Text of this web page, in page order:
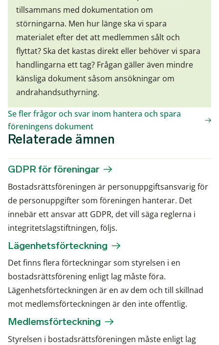
tillsammans med dokumentation om
störningarna. Men hur länge ska vi spara
materialet efter det att medlemmen sålt och
flyttat? Ska det kastas direkt eller behöver vi spara
handlingarna ett tag? Frågan gäller även mindre
känsliga dokument såsom ansökningar om
andrahandsuthyrning.
Se fler frågor och svar inom hantera och spara
föreningens dokument
Relaterade ämnen
GDPR för föreningar
Bostadsrättsföreningen är personuppgiftsansvarig för
de personuppgifter som föreningen hanterar. Det
innebär ett ansvar att GDPR, det vill säga reglerna i
integritetslagstiftningen, följs.
Lägenhetsförteckning
Det finns flera förteckningar som styrelsen i en
bostadsrättsförening enligt lag måste föra.
Lägenhetsförteckningen är en av dem och till skillnad
mot medlemsförteckningen är den inte offentlig.
Medlemsförteckning
Styrelsen i bostadsrättsföreningen måste enligt lag